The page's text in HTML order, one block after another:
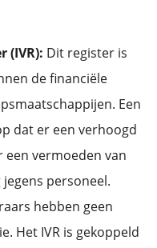
(IVR): Dit register is
de financiële
Een
dat er een verhoogd
vermoeden van
personeel.
hebben geen
Het IVR is gekoppeld